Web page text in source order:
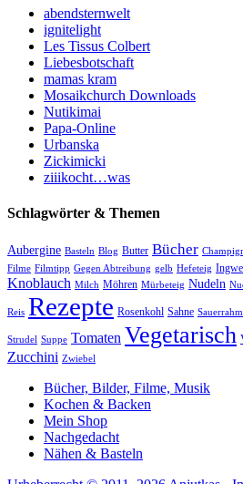
abendsternwelt
ignitelight
Les Tissus Colbert
Liebesbotschaft
mamas kram
Mosaikchurch Downloads
Nutikimai
Papa-Online
Urbanska
Zickimicki
ziiikocht…was
Schlagwörter & Themen
Aubergine Basteln Blog Butter Bücher
Filme Filmtipp Gegen Abtreibung gelb Hefeteig
Knoblauch Milch Möhren Mürbeteig Nudeln
Reis Rezepte Rosenkohl Sahne Sauerrahm
Strudel Suppe Tomaten Vegetarisch
Zucchini Zwiebel
Bücher, Bilder, Filme, Musik
Kochen & Backen
Mein Shop
Nachgedacht
Nähen & Basteln